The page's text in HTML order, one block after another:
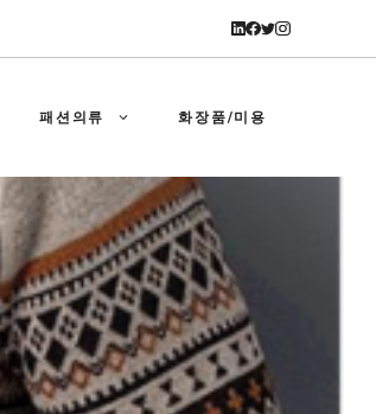
패션의류 화장품/미용